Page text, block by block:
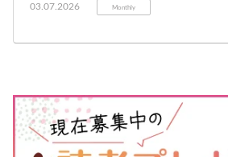
03.07.2026 Monthly